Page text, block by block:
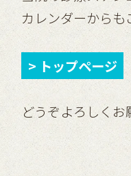
カレンダーからも
> トップページ
どうぞよろしくお